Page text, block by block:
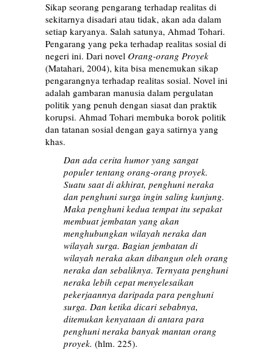
Sikap seorang pengarang terhadap realitas di
sekitarnya disadari atau tidak, akan ada dalam
setiap karyanya. Salah satunya, Ahmad Tohari.
Pengarang yang peka terhadap realitas sosial di
negeri ini. Dari novel Orang-orang Proyek
(Matahari, 2004), kita bisa menemukan sikap
pengarangnya terhadap realitas sosial. Novel ini
adalah gambaran manusia dalam pergulatan
politik yang penuh dengan siasat dan praktik
korupsi. Ahmad Tohari membuka borok politik
dan tatanan sosial dengan gaya satirnya yang
khas.
Dan ada cerita humor yang sangat
populer tentang orang-orang proyek.
Suatu saat di akhirat, penghuni neraka
dan penghuni surga ingin saling kunjung.
Maka penghuni kedua tempat itu sepakat
membuat jembatan yang akan
menghubungkan wilayah neraka dan
wilayah surga. Bagian jembatan di
wilayah neraka akan dibangun oleh orang
neraka dan sebaliknya. Ternyata penghuni
neraka lebih cepat menyelesaikan
pekerjaannya daripada para penghuni
surga. Dan ketika dicari sebabnya,
ditemukan kenyataan di antara para
penghuni neraka banyak mantan orang
proyek. (hlm. 225).